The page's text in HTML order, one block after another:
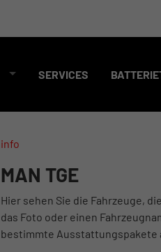
SERVICES
info
MAN TGE
Hier sehen Sie die Fahrzeuge,
das Foto oder einen
bestimmte Ausstattungspakete